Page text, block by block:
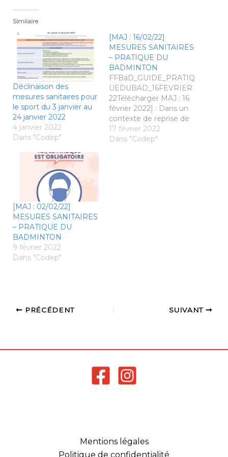
Similaire
Déclinaison des
mesures sanitaires pour
le sport du 3 janvier au
24 janvier 2022
4 janvier 2022
Dans "Codep"
[MAJ : 16/02/22]
MESURES SANITAIRES
– PRATIQUE DU
BADMINTON
FFBaD_GUIDE_PRATIQ
UEDUBAD_16FEVRIER
22Télécharger MAJ : 16
février 2022] : Dans un
contexte de reprise de
l’épidémie de Covid-19,
le Gouvernement a
17 février 2022
Dans "Codep"
[MAJ : 02/02/22]
MESURES SANITAIRES
– PRATIQUE DU
BADMINTON
9 février 2022
Dans "Codep"
PRÉCÉDENT SUIVANT
Mentions légales
Politique de confidentialité